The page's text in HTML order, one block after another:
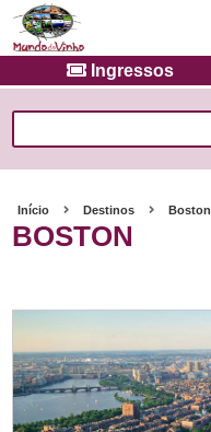
Ingressos
Início Destinos Boston
BOSTON